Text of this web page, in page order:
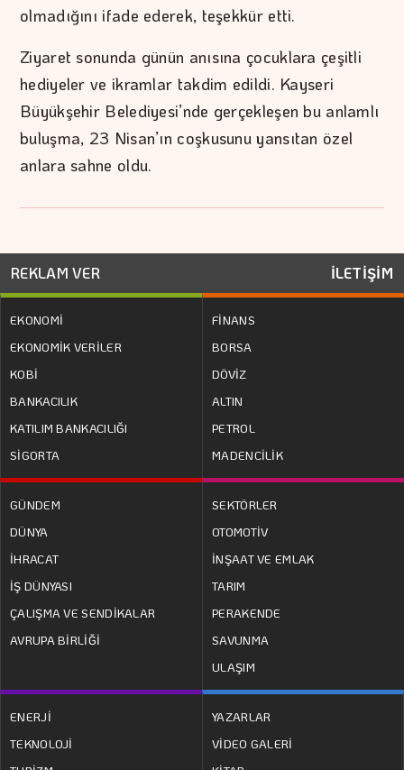
olmadığını ifade ederek, teşekkür etti.
Ziyaret sonunda günün anısına çocuklara çeşitli
hediyeler ve ikramlar takdim edildi. Kayseri
Büyükşehir Belediyesi’nde gerçekleşen bu anlamlı
buluşma, 23 Nisan’ın coşkusunu yansıtan özel
anlara sahne oldu.
REKLAM VER İLETİŞİM
EKONOMİ
EKONOMİK VERİLER
KOBİ
BANKACILIK
KATILIM BANKACILIĞI
SİGORTA
FİNANS
BORSA
DÖVİZ
ALTIN
PETROL
MADENCİLİK
GÜNDEM
DÜNYA
İHRACAT
İŞ DÜNYASI
ÇALIŞMA VE SENDİKALAR
AVRUPA BİRLİĞİ
SEKTÖRLER
OTOMOTİV
İNŞAAT VE EMLAK
TARIM
PERAKENDE
SAVUNMA
ULAŞIM
ENERJİ
TEKNOLOJİ
YAZARLAR
VİDEO GALERİ